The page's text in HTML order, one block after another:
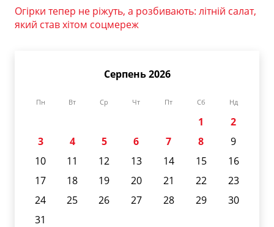
Огірки тепер не ріжуть, а розбивають: літній салат,
який став хітом соцмереж
Серпень 2026
Пн Вт Ср Чт Пт Сб Нд
1
2
3
4 5 6 7 8
9
10
11 12 13 14 15
16
17
18 19 20 21 22
23
24
25 26 27 28 29
30
31